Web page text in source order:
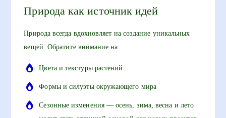
Природа как источник идей
Природа всегда вдохновляет на создание уникальных
вещей. Обратите внимание на:
Цвета и текстуры растений
Формы и силуэты окружающего мира
Сезонные изменения — осень, зима, весна и лето